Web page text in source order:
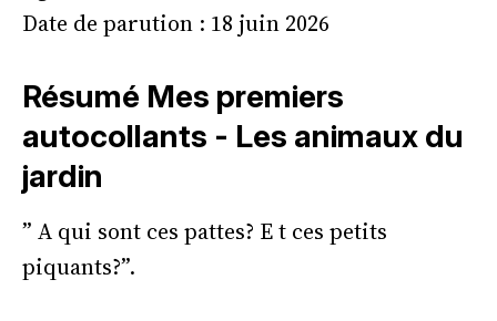
Date de parution : 18 juin 2026
Résumé Mes premiers
autocollants - Les animaux du
jardin
” A qui sont ces pattes? E t ces petits
piquants?”.